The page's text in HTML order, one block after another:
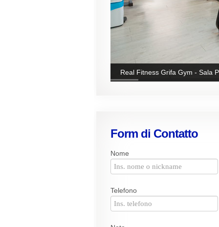
Real Fitness Grifa Gym - Sala
Form di Contatto
Nome
Telefono